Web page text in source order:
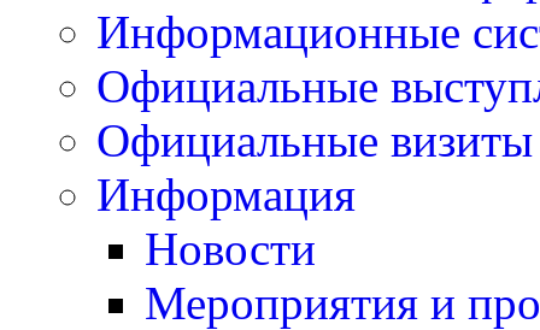
Информационные
Официальные
Официальные визиты
Информация
Новости
Мероприятия и